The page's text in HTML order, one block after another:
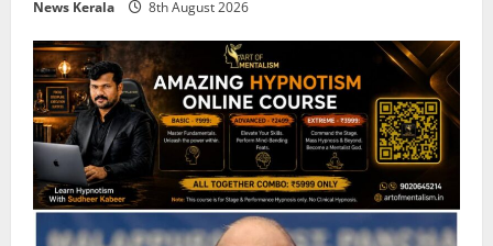
News Kerala 8th August 2026